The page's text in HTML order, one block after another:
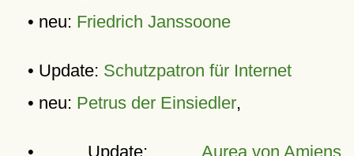
• neu: Friedrich Janssoone
• Update: Schutzpatron für Internet
• neu: Petrus der Einsiedler,
• Update: Aurea von Amiens,